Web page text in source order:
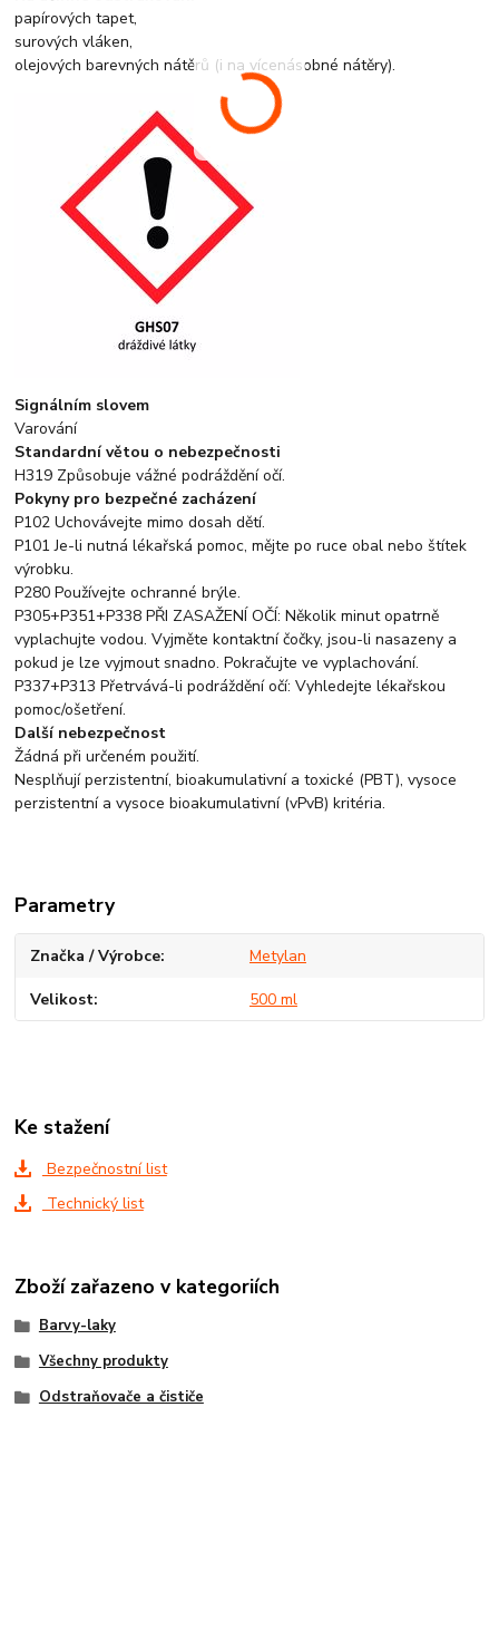
papírových tapet,
surových vláken,
olejových barevných nátěrů (i na vícenásobné nátěry).
Signálním slovem
Varování
Standardní větou o nebezpečnosti
H319 Způsobuje vážné podráždění očí.
Pokyny pro bezpečné zacházení
P102 Uchovávejte mimo dosah dětí.
P101 Je-li nutná lékařská pomoc, mějte po ruce obal nebo štítek
výrobku.
P280 Používejte ochranné brýle.
P305+P351+P338 PŘI ZASAŽENÍ OČÍ: Několik minut opatrně
vyplachujte vodou. Vyjměte kontaktní čočky, jsou-li nasazeny a
pokud je lze vyjmout snadno. Pokračujte ve vyplachování.
P337+P313 Přetrvává-li podráždění očí: Vyhledejte lékařskou
pomoc/ošetření.
Další nebezpečnost
Žádná při určeném použití.
Nesplňují perzistentní, bioakumulativní a toxické (PBT), vysoce
perzistentní a vysoce bioakumulativní (vPvB) kritéria.
Parametry
Značka / Výrobce Metylan
Velikost 500 ml
Ke stažení
Bezpečnostní list
Technický list
Zboží zařazeno v kategoriích
Barvy-laky
Všechny produkty
Odstraňovače a čističe